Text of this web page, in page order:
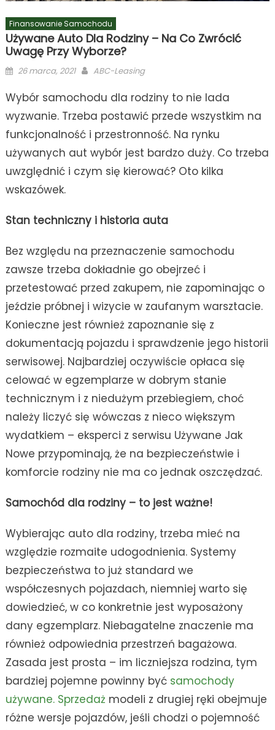
Finansowanie Samochodu
Używane Auto Dla Rodziny – Na Co Zwrócić
Uwagę Przy Wyborze?
Posted
26 marca, 2021 Author
ABC-Leasing
Wybór samochodu dla rodziny to nie lada
wyzwanie. Trzeba postawić przede wszystkim na
funkcjonalność i przestronność. Na rynku
używanych aut wybór jest bardzo duży. Co trzeba
uwzględnić i czym się kierować? Oto kilka
wskazówek.
Stan techniczny i historia auta
Bez względu na przeznaczenie samochodu
zawsze trzeba dokładnie go obejrzeć i
przetestować przed zakupem, nie zapominając o
jeździe próbnej i wizycie w zaufanym warsztacie.
Konieczne jest również zapoznanie się z
dokumentacją pojazdu i sprawdzenie jego historii
serwisowej. Najbardziej oczywiście opłaca się
celować w egzemplarze w dobrym stanie
technicznym i z niedużym przebiegiem, choć
należy liczyć się wówczas z nieco większym
wydatkiem – eksperci z serwisu Używane Jak
Nowe przypominają, że na bezpieczeństwie i
komforcie rodziny nie ma co jednak oszczędzać.
Samochód dla rodziny – to jest ważne!
Wybierając auto dla rodziny, trzeba mieć na
względzie rozmaite udogodnienia. Systemy
bezpieczeństwa to już standard we
współczesnych pojazdach, niemniej warto się
dowiedzieć, w co konkretnie jest wyposażony
dany egzemplarz. Niebagatelne znaczenie ma
również odpowiednia przestrzeń bagażowa.
Zasada jest prosta – im liczniejsza rodzina, tym
bardziej pojemne powinny być samochody
używane. Sprzedaż modeli z drugiej ręki obejmuje
różne wersje pojazdów, jeśli chodzi o pojemność